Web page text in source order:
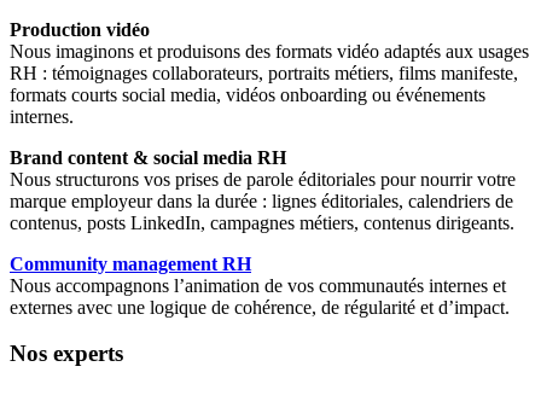
Production vidéo
Nous imaginons et produisons des formats vidéo adaptés aux usages
RH : témoignages collaborateurs, portraits métiers, films manifeste,
formats courts social media, vidéos onboarding ou événements
internes.
Brand content & social media RH
Nous structurons vos prises de parole éditoriales pour nourrir votre
marque employeur dans la durée : lignes éditoriales, calendriers de
contenus, posts LinkedIn, campagnes métiers, contenus dirigeants.
Community management RH
Nous accompagnons l’animation de vos communautés internes et
externes avec une logique de cohérence, de régularité et d’impact.
Nos experts